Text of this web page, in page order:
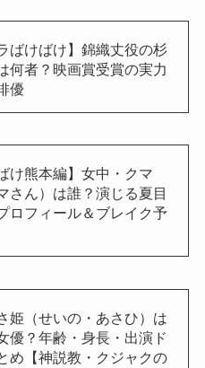
ばけばけ】錦織丈役の杉
何者？映画賞受賞の実力
優
け熊本編】女中・クマ
さん）は誰？演じる夏目
ロフィール＆ブレイク予
姫（せいの・あさひ）は
優？年齢・身長・出演ド
め【神説教・クジャクの